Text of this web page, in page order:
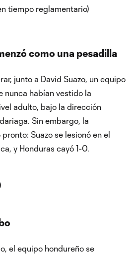
tiempo reglamentario)
como una pesadilla
junto a David Suazo, un equipo
nunca habían vestido la
adulto, bajo la dirección
Sin embargo, la
Suazo se lesionó en el
y Honduras cayó 1-0.
el equipo hondureño se